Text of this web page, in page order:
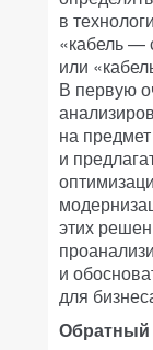
в
«кабель —
или
В первую
на
и
этих
и
для